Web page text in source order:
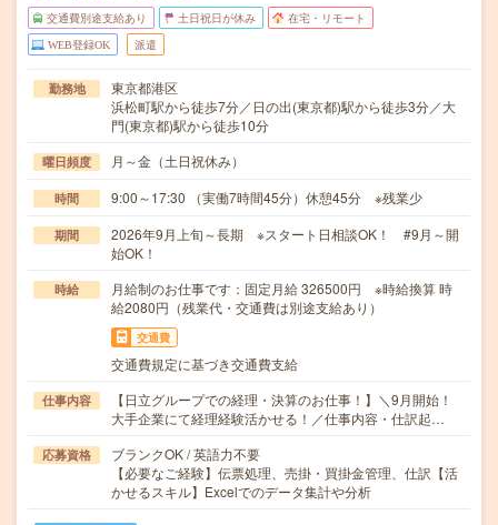
交通費別途支給あり 土日祝日が休み 在宅・リモート
WEB登録OK 派遣
勤務地
東京都港区
浜松町駅から徒歩7分／日の出(東京都)駅から徒歩3分／大
門(東京都)駅から徒歩10分
曜日頻度 月～金（土日祝休み）
時間 9:00～17:30 （実働7時間45分）休憩45分 ※残業少
期間
2026年9月上旬～長期 ※スタート日相談OK！ #9月～開
始OK！
時給
月給制のお仕事です：固定月給 326500円 ※時給換算 時
給2080円（残業代・交通費は別途支給あり）
交通費
交通費規定に基づき交通費支給
仕事内容
【日立グループでの経理・決算のお仕事！】＼9月開始！
大手企業にて経理経験活かせる！／仕事内容・仕訳起…
応募資格
ブランクOK / 英語力不要
【必要なご経験】伝票処理、売掛・買掛金管理、仕訳【活
かせるスキル】Excelでのデータ集計や分析